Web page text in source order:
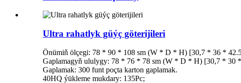
Ultra rahatlyk güýç göterijileri
Önümiň ölçegi: 78 * 90 * 108 sm (W * D * H) [30,7 * 36 *
Gaplamagyň ululygy: 78 * 76 * 78 sm (W * D * H) [30,7 * 30
Gaplamak: 300 funt poçta karton gaplamak.
40HQ ýükleme mukdary: 135Pc;